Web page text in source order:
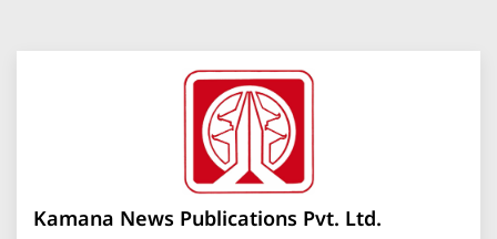
Kamana News Publications Pvt. Ltd.